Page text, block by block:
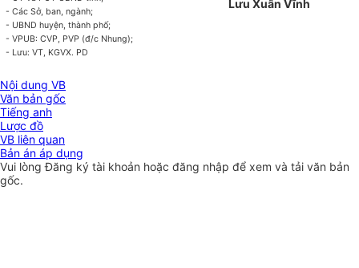
- Các Sở, ban, ngành;
- UBND huyện, thành phố;
- VPUB: CVP, PVP (đ/c Nhung);
- Lưu: VT, KGVX. PD
Lưu Xuân Vĩnh
Nội dung VB
Văn bản gốc
Tiếng anh
Lược đồ
VB liên quan
Bản án áp dụng
Vui lòngĐăng ký tài khoản hoặc đăng nhập để xem và tải văn bản
gốc.